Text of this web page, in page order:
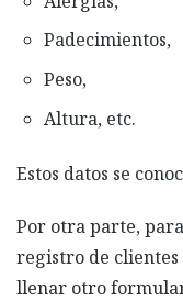
Padecimientos,
Peso,
Altura, etc.
Estos datos se
Por otra parte,
registro de
llenar otro